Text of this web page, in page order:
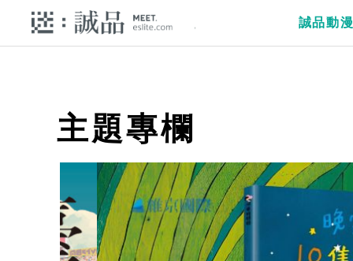
誠品動
主題專欄